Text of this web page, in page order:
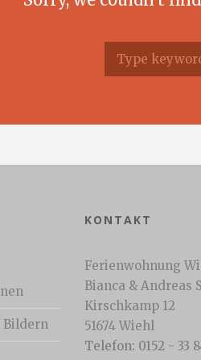
Bildern
KONTAKT
Ferienwohnung
Bianca & Andreas
Kirschkamp 12
51674 Wiehl
Telefon: 0152 - 33